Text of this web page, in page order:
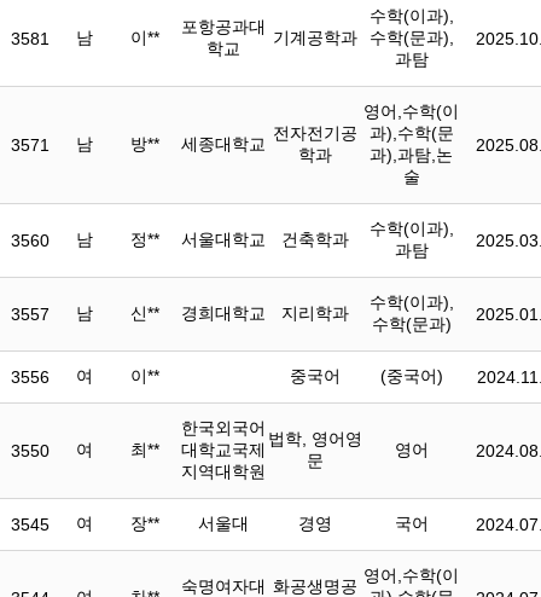
3581 남 이**
포항공과대
학교
기계공학과
수학(이과),
수학(문과),
과탐
3571 남 방** 세종대학교
전자전기공
학과
영어,수학(이
과),수학(문
과),과탐,논
술
3560 남 정** 서울대학교 건축학과
수학(이과),
과탐
3557 남 신** 경희대학교 지리학과
수학(이과),
수학(문과)
3556 여 이** 중국어 (중국어)
3550 여 최**
한국외국어
대학교국제
지역대학원
법학, 영어영
문
영어
3545 여 장** 서울대 경영 국어
숙명여자대 화공생명공
영어,수학(이